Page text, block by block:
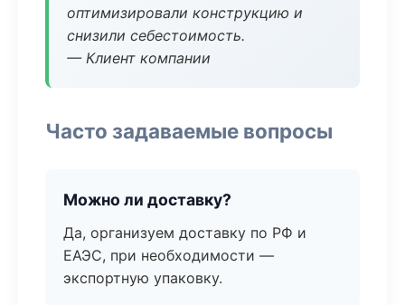
оптимизировали конструкцию и
снизили себестоимость.
— Клиент компании
Часто задаваемые вопросы
Можно ли доставку?
Да, организуем доставку по РФ и
ЕАЭС, при необходимости —
экспортную упаковку.